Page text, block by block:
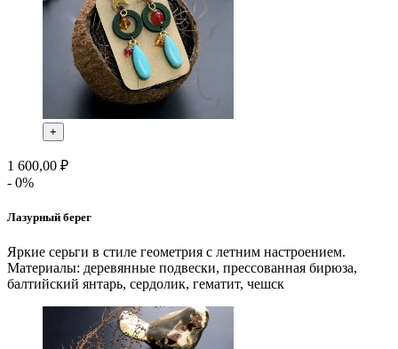
+
1 600,00 ₽
- 0%
Лазурный берег
Яркие серьги в стиле геометрия с летним настроением.
Материалы: деревянные подвески, прессованная бирюза,
балтийский янтарь, сердолик, гематит, чешск